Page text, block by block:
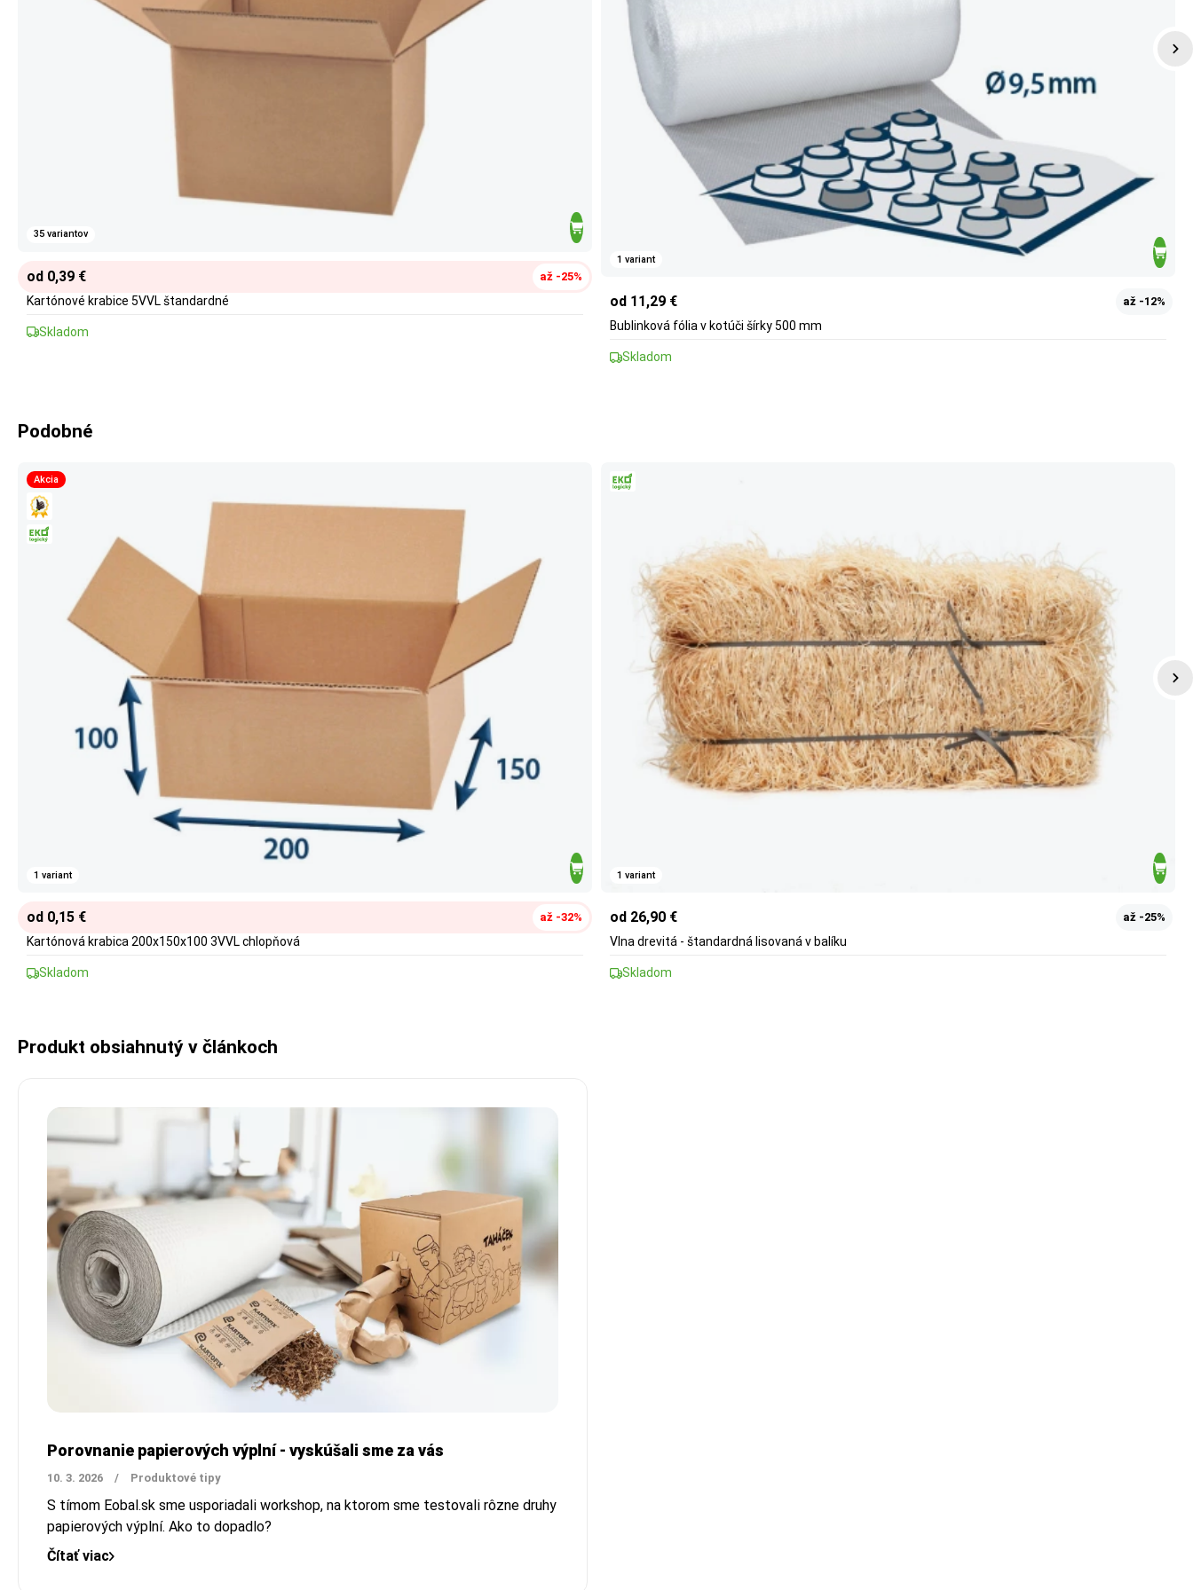
35 variantov
od 0,39 € až -25%
Kartónové krabice 5VVL štandardné
Skladom
1 variant
od 11,29 € až -12%
Bublinková fólia v kotúči šírky 500 mm
Skladom
Podobné
Akcia
1 variant
od 0,15 € až -32%
Kartónová krabica 200x150x100 3VVL chlopňová
Skladom
1 variant
od 26,90 € až -25%
Vlna drevitá - štandardná lisovaná v balíku
Skladom
Produkt obsiahnutý v článkoch
Porovnanie papierových výplní - vyskúšali sme za vás
10. 3. 2026 / Produktové tipy
S tímom Eobal.sk sme usporiadali workshop, na ktorom sme testovali rôzne druhy
papierových výplní. Ako to dopadlo?
Čítať viac